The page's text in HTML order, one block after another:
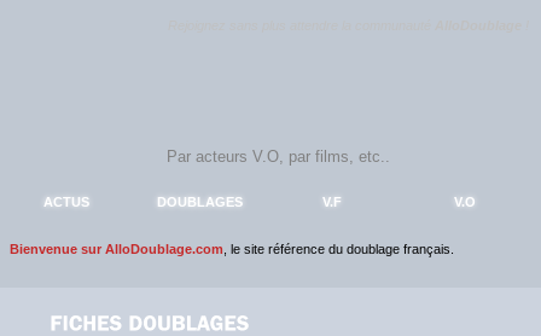
ACTUS DOUBLAGES V.F V.O
Bienvenue sur AlloDoublage.com , le site référence du doublage français.